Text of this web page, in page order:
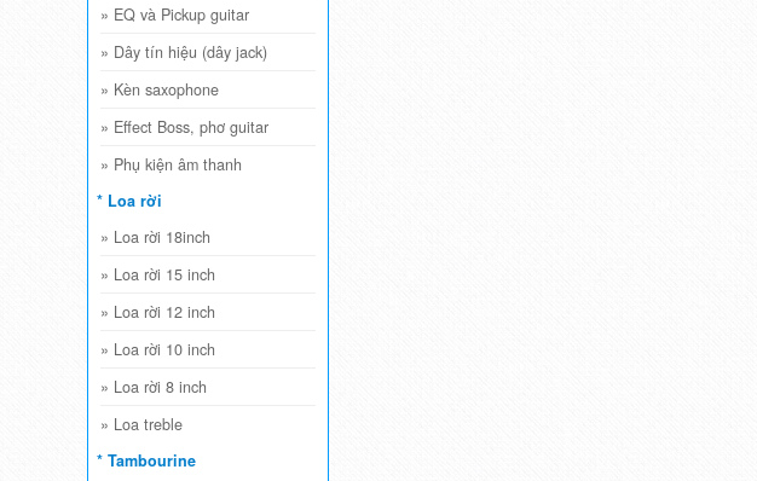
» EQ và Pickup guitar
» Dây tín hiệu (dây jack)
» Kèn saxophone
» Effect Boss, phơ guitar
» Phụ kiện âm thanh
* Loa rời
» Loa rời 18inch
» Loa rời 15 inch
» Loa rời 12 inch
» Loa rời 10 inch
» Loa rời 8 inch
» Loa treble
* Tambourine